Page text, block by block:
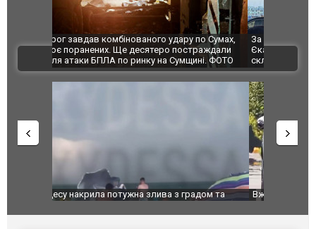
За 2000 кілометрів від кордону з Україною: в
Єкатеринбурзі після атаки дронів загорівся
склад Wildberries. ФОТО. ВІДЕО
"Мої
ВІДЕО
Вже вивели на тести: Ferrari готує оновлення
позашляховика Purosangue. ВІДЕО
Вийшов
фільму